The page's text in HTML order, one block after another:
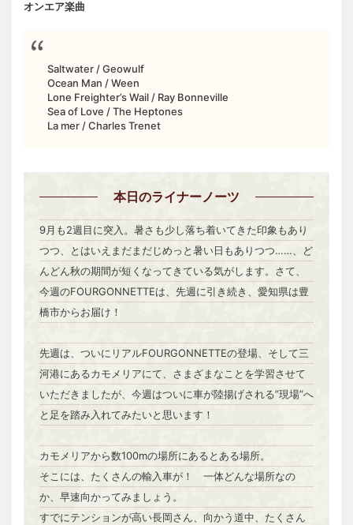
オンエア楽曲
Saltwater / Geowulf
Ocean Man / Ween
Lone Freighter’s Wail / Ray Bonneville
Sea of Love / The Heptones
La mer / Charles Trenet
本日のライナーノーツ
9月も2週目に突入。暑さも少し落ち着いてきた印象もあり
つつ、とはいえまだまだじめっと暑い日もありつつ……、ど
んどん秋の期間が短くなってきている気がします。さて、
今週のFOURGONNETTEは、先週に引き続き、愛知県は豊
橋市からお届け！
先週は、ついにリアルFOURGONNETTEの登場、そして三
河港にあるカモメリアにて、さまざまなことを学習させて
いただきましたが、今週はついに車が陸揚げされる”現場”へ
と足を踏み入れてみたいと思います！
カモメリアから数100mの場所にあるとある場所。
そこには、たくさんの輸入車が！ 一体どんな場所なの
か、早速向かってみましょう。
すでにテンションが高い長岡さん、向かう道中、たくさん